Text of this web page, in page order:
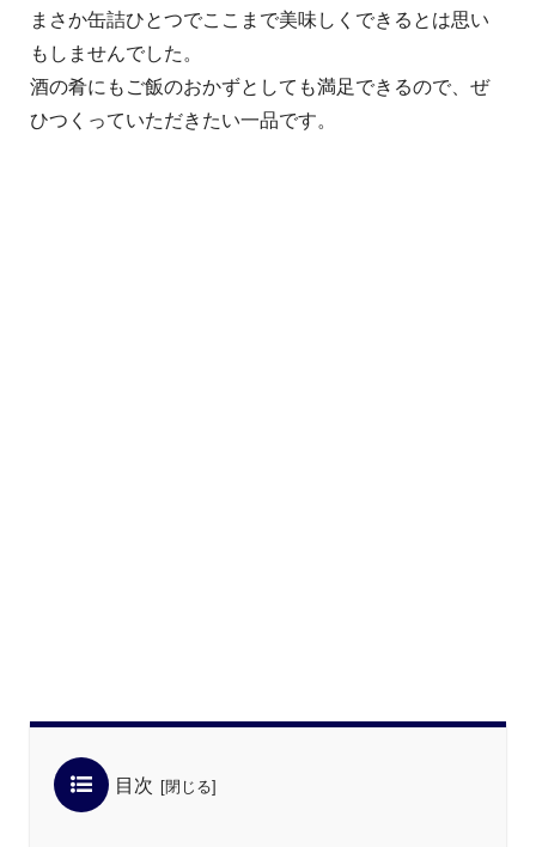
まさか缶詰ひとつでここまで美味しくできるとは思い
もしませんでした。
酒の肴にもご飯のおかずとしても満足できるので、ぜ
ひつくっていただきたい一品です。
目次